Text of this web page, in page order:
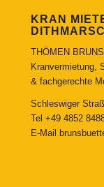
KRAN
THÖMEN
Kranvermietung,
& fachgerechte
Schleswiger
Tel +49 4852
E-Mail